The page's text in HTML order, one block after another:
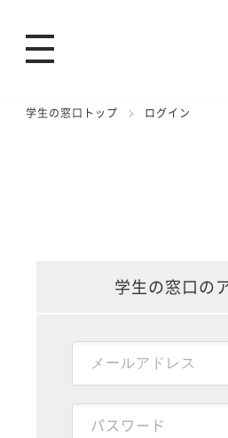
学生の窓口トップ ログイン
学生の窓口の